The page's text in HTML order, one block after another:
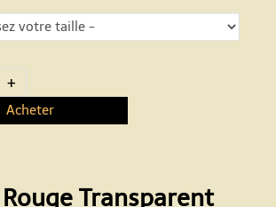
+
Acheter
Transparent